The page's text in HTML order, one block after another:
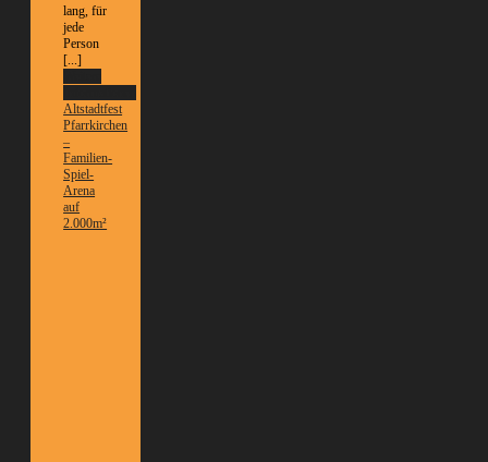
lang, für
jede
Person
[...]
Altstadtfest
Pfarrkirchen
–
Familien-
Spiel-
Arena
auf
2.000m²